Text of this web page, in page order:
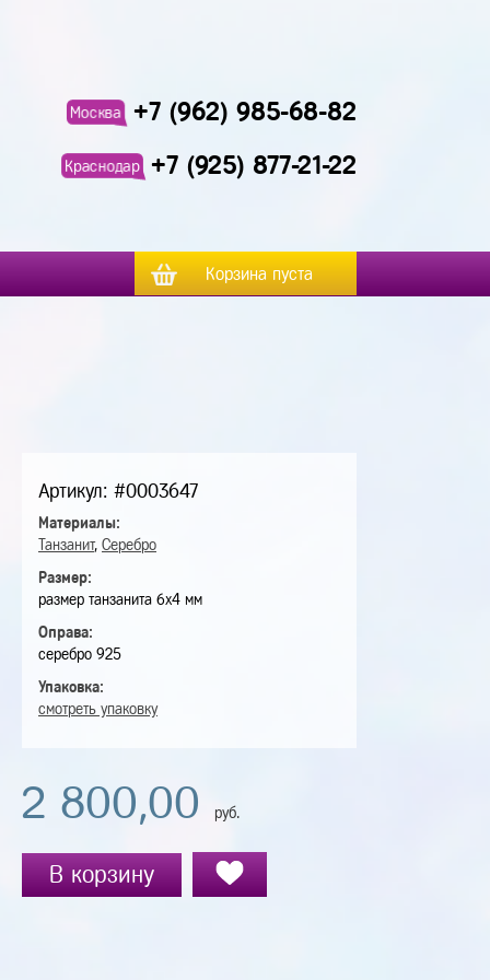
Москва +7 (962) 985-68-82
Краснодар +7 (925) 877-21-22
Корзина пуста
Артикул: #0003647
Материалы:
Танзанит, Серебро
Размер:
размер танзанита 6х4 мм
Оправа:
серебро 925
Упаковка:
смотреть упаковку
2 800,00 руб.
В корзину